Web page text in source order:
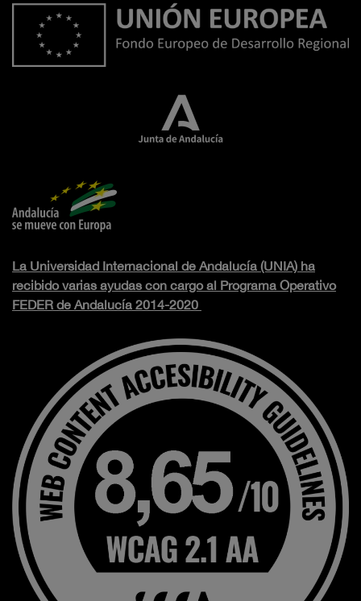
La Universidad Internacional de Andalucía (UNIA) ha
recibido varias ayudas con cargo al Programa Operativo
FEDER de Andalucía 2014-2020